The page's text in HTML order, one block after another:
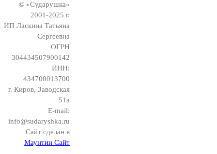
© «Сударушка»
2001-2025 г.
ИП Ласкина Татьяна
Сергеевна
ОГРН
304434507900142
ИНН:
434700013700
г. Киров, Заводская
51а
E-mail:
info@sudaryshka.ru
Сайт сделан в
Маунтин Сайт